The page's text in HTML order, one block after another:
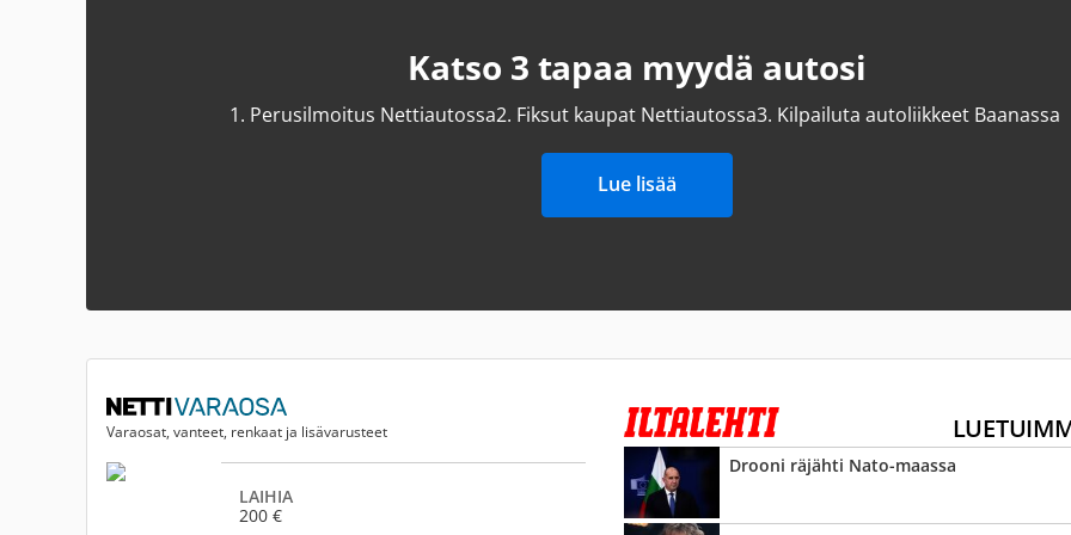
Katso 3 tapaa myydä autosi
1. Perusilmoitus Nettiautossa2. Fiksut kaupat Nettiautossa3. Kilpailuta autoliikkeet Baanassa
Lue lisää
Varaosat, vanteet, renkaat ja lisävarusteet
LAIHIA
200 €
Drooni räjähti Nato-maassa